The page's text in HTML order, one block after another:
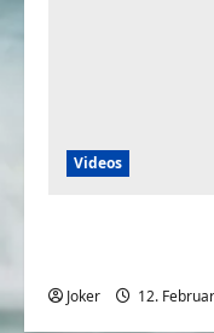
Videos
Joker 12.